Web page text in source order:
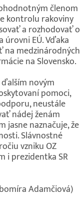
členom
kontrolu rakoviny
a rozhodovať o
EÚ. Vďaka
medzinárodných
na Slovensko.
novým
pomoci,
neustále
nádej ženám
naznačuje, že
Slávnostné
vzniku OZ
i prezidentka SR
Adamčiová)